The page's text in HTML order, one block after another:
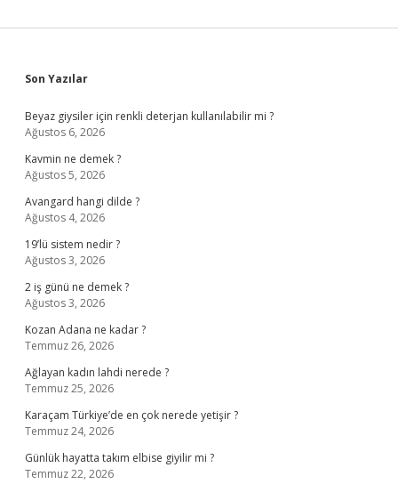
Sidebar
Son Yazılar
Beyaz giysiler için renkli deterjan kullanılabilir mi ?
Ağustos 6, 2026
Kavmin ne demek ?
Ağustos 5, 2026
Avangard hangi dilde ?
Ağustos 4, 2026
19’lü sistem nedir ?
Ağustos 3, 2026
2 iş günü ne demek ?
Ağustos 3, 2026
Kozan Adana ne kadar ?
Temmuz 26, 2026
Ağlayan kadın lahdi nerede ?
Temmuz 25, 2026
Karaçam Türkiye’de en çok nerede yetişir ?
Temmuz 24, 2026
Günlük hayatta takım elbise giyilir mi ?
Temmuz 22, 2026